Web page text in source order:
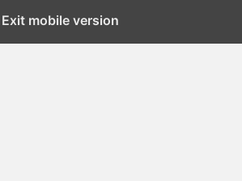
Exit mobile version